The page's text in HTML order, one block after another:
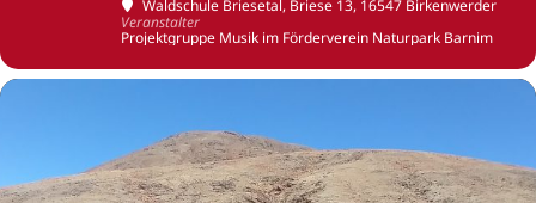
Waldschule Briesetal, Briese 13, 16547 Birkenwerder
Veranstalter
Projektgruppe Musik im Förderverein Naturpark Barnim